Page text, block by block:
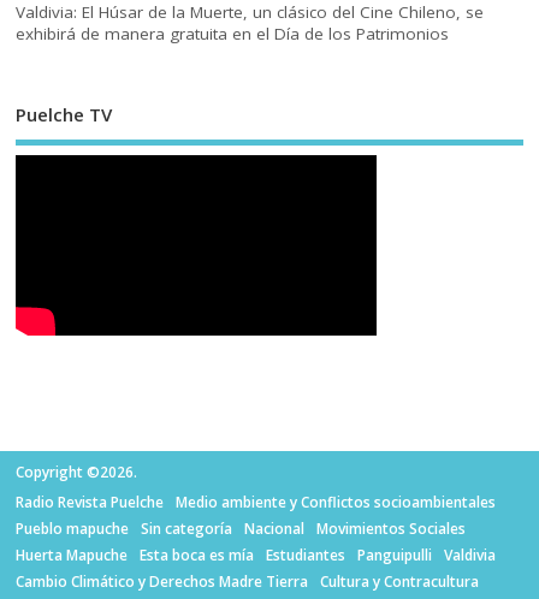
Valdivia: El Húsar de la Muerte, un clásico del Cine Chileno, se
exhibirá de manera gratuita en el Día de los Patrimonios
Puelche TV
Copyright ©2026.
Radio Revista Puelche
Medio ambiente y Conflictos socioambientales
Pueblo mapuche
Sin categoría Nacional
Movimientos Sociales
Huerta Mapuche
Esta boca es mía Estudiantes Panguipulli
Valdivia
Cambio Climático y Derechos Madre Tierra
Cultura y Contracultura